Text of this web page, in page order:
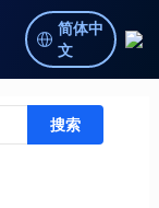
简体中
文